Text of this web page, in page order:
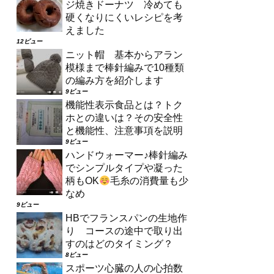
ジ焼きドーナツ 冷めても
硬くなりにくいレシピを考
えました
12ビュー
ニット帽 基本からアラン
模様まで棒針編みで10種類
の編み方を紹介します
9ビュー
機能性表示食品とは？トク
ホとの違いは？その安全性
と機能性、注意事項を説明
9ビュー
ハンドウォーマー♪棒針編み
でシンプルタイプや凝った
柄もOK
毛糸の消費量も少
なめ
9ビュー
HBでフランスパンの生地作
り コースの途中で取り出
すのはどのタイミング？
8ビュー
スポーツ心臓の人の心拍数